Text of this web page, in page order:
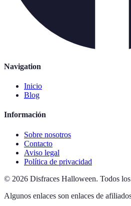
Navigation
Inicio
Blog
Información
Sobre nosotros
Contacto
Aviso legal
Política de privacidad
© 2026 Disfraces Halloween. Todos
Algunos enlaces son enlaces de